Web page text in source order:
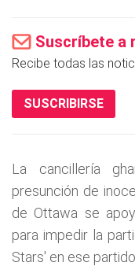
Suscríbete a
Recibe todas las
SUSCRIBIRSE
La cancillería
presunción de
de Ottawa se
para impedir la
Stars' en ese partido.